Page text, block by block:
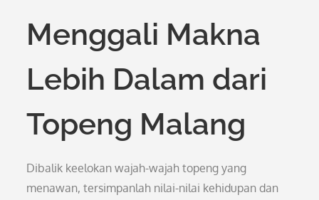
Menggali Makna
Lebih Dalam dari
Topeng Malang
Dibalik keelokan wajah-wajah topeng yang
menawan, tersimpanlah nilai-nilai kehidupan dan